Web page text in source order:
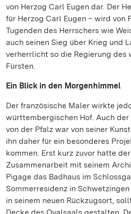
von Herzog Carl Eugen dar. Der
für Herzog Carl Eugen – wird von
Tugenden des Herrschers wie
auch seinen Sieg über Krieg und
verherrlicht so die Regierung des
Fürsten.
Ein Blick in den Morgenhimmel
Der französische Maler wirkte
württembergischen Hof. Auch
von der Pfalz war von seiner
ihn daher für ein besonderes
kommen. Erst kurz zuvor hatte
Zusammenarbeit mit seinem
Pigage das Badhaus im
Sommerresidenz in
in seinem neuen Rückzugsort,